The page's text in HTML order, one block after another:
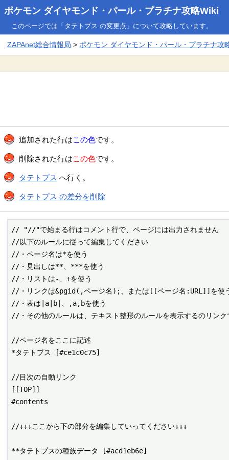
ポケモン ダイヤモンド・パール・プラチナ攻略Wiki
このページでは「タテトプス の変更点」について攻略しています。
ZAPAnet総合情報局 >ポケモン ダイヤモンド・パール・プラチナ攻
追加された行はこの色です。
削除された行はこの色です。
タテトプス へ行く。
タテトプス の差分を削除
// "//"で始まる行はコメント行で、ページには出力されません
//以下のルールに従って編集してください
//・ページ名は*を使う
//・見出しは**、***を使う
//・リストは-、+を使う
//・リンクは&pgid(,ページ名);、または[[ページ名:URL]]を使
//・表は|a|b|、,a,bを使う
//・その他のルールは、テキスト整形のルールを表示するのリンク
//ページ名をここに記述
*タテトプス [#ce1c0c75]
//目次の自動リンク
[[TOP]]
#contents
//↓↓↓ここから下の部分を編集していってください↓↓↓
**タテトプスの種族データ [#acd1eb6e]